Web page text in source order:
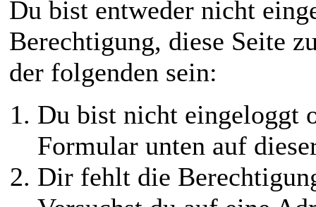
Du bist entweder nicht
Berechtigung, diese Seite
der folgenden sein:
Du bist nicht eingeloggt
Formular unten auf
Dir fehlt die